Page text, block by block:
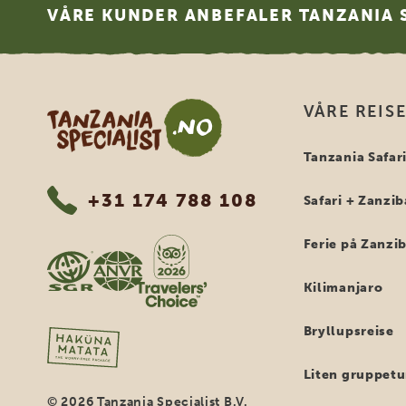
VÅRE KUNDER ANBEFALER TANZANIA
Tanzania Specialist
+31 174 788 108
© 2026 Tanzania Specialist B.V.
VÅRE
Tanzania Safari
Safari +
Ferie på
Kilimanjaro
Bryllupsreise
Liten